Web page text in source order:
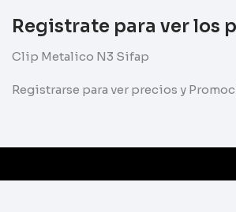
Registrate para ver los
Clip Metalico N3 Sifap
Registrarse para ver precios y